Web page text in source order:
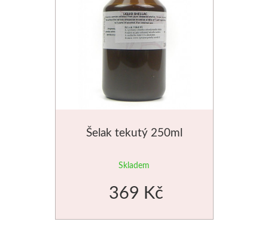
Šelak tekutý 250ml
Skladem
369 Kč